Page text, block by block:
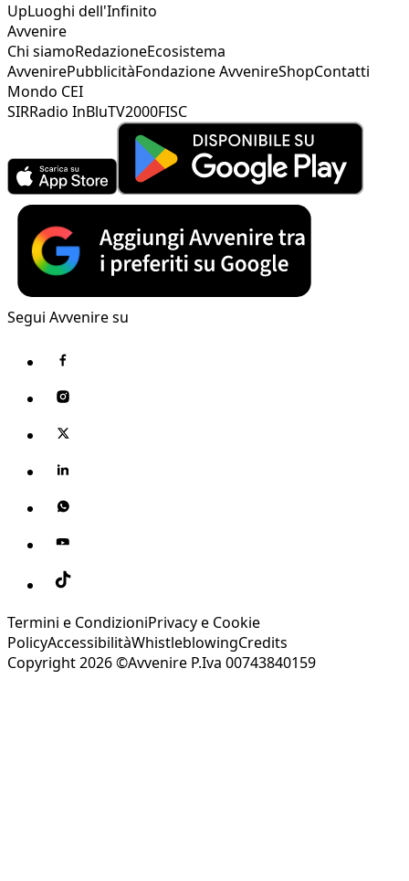
UpLuoghi dell'Infinito
Avvenire
Chi siamoRedazioneEcosistema
AvvenirePubblicitàFondazione AvvenireShopContatti
Mondo CEI
SIRRadio InBluTV2000FISC
Segui Avvenire su
Termini e CondizioniPrivacy e Cookie
PolicyAccessibilitàWhistleblowingCredits
Copyright 2026 ©Avvenire P.Iva 00743840159